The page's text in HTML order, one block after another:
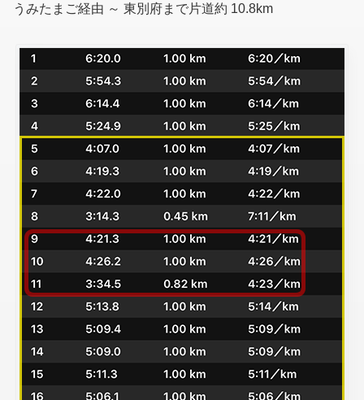
うみたまご経由 ～ 東別府まで片道約 10.8km